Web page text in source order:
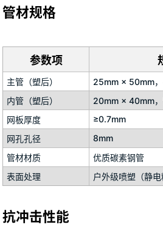
管材规格
参数项
主管（塑后）
25mm × 50mm
内管（塑后）
20mm × 40mm
网板厚度
≥0.7mm
网孔孔径
8mm
管材材质
优质碳素钢管
表面处理
户外级喷塑（静电
抗冲击性能